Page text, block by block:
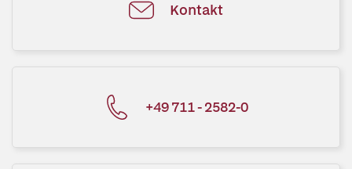
Kontakt
+49 711 - 2582-0